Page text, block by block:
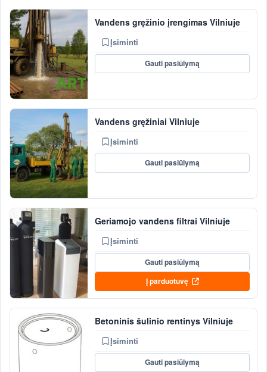
Vandens gręžinio įrengimas Vilniuje
Įsiminti
Gauti pasiūlymą
Vandens gręžiniai Vilniuje
Įsiminti
Gauti pasiūlymą
Geriamojo vandens filtrai Vilniuje
Įsiminti
Gauti pasiūlymą
Į parduotuvę
Betoninis šulinio rentinys Vilniuje
Įsiminti
Gauti pasiūlymą